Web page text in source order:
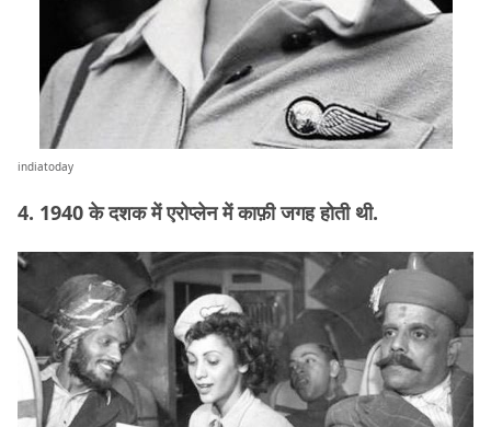
indiatoday
4. 1940 के दशक में एरोप्लेन में काफ़ी जगह होती थी.